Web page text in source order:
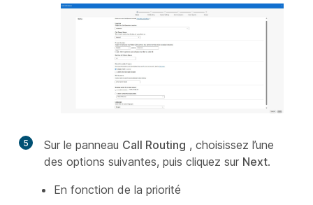
5 Sur le panneau Call Routing , choisissez l’une
des options suivantes, puis cliquez sur Next.
En fonction de la priorité